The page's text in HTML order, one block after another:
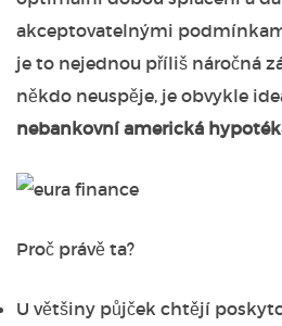
akceptovatelnými
je to nejednou příliš náročná
někdo neuspěje, je obvykle
nebankovní americká
Proč právě ta?
U většiny půjček chtějí